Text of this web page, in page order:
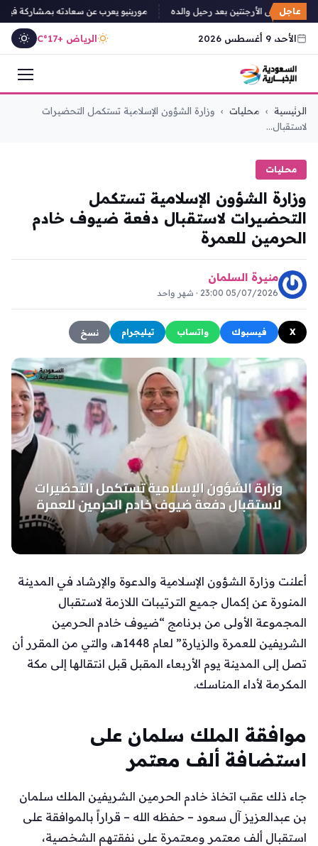
عاجل
يغادر إلى الأرجنتين بعد رحيل والده مورينيو يعرب عن سعادته بمشاركة
الأحد، 9 أغسطس 2026 الرياض +17°C
التجاوز
إلى
الرئيسية › محليات › وزارة الشؤون الإسلامية تستكمل التحضيرات
لاستقبال...
محليات
وزارة الشؤون الإسلامية تستكمل
التحضيرات لاستقبال دفعة ضيوف خادم
الحرمين للعمرة
منيرة السلمان
05/07/2026 23:00 · شهر واحد
X فيسبوك واتساب تيليجرام نسخ
أعلنت وزارة الشؤون الإسلامية والدعوة والإرشاد في المدينة
المنورة عن إكمال جميع الترتيبات اللازمة لاستقبال
المجموعة الأولى من برنامج “ضيوف خادم الحرمين
الشريفين للعمرة والزيارة” لعام 1448هـ، والتي من المقرر أن
تصل إلى المدينة يوم الأربعاء المقبل قبل انتقالها إلى مكة
المكرمة لأداء المناسك.
موافقة الملك سلمان على
استضافة ألف معتمر
جاء ذلك عقب اتخاذ خادم الحرمين الشريفين الملك سلمان
بن عبدالعزيز آل سعود – حفظه الله – قراراً بالموافقة على
استقبال ألف معتمر ومعتمرة على نفقتهم الشخصية،